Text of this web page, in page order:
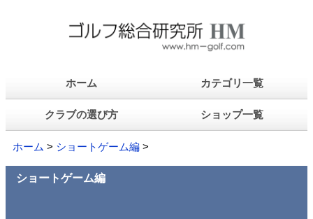
ホーム カテゴリ一覧
クラブの選び方 ショップ一覧
ホーム > ショートゲーム編 >
ショートゲーム編